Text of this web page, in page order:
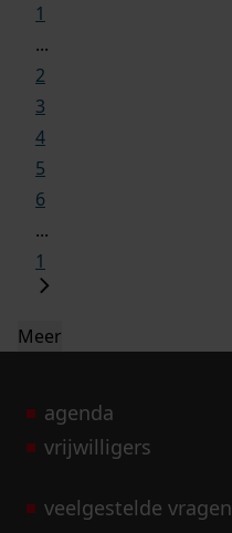
1
...
2
3
4
5
6
...
1
Meer
agenda
vrijwilligers
veelgestelde vragen